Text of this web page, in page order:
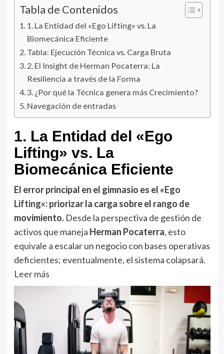
Tabla de Contenidos
1. La Entidad del «Ego Lifting» vs. La
Biomecánica Eficiente
Tabla: Ejecución Técnica vs. Carga Bruta
2. El Insight de Herman Pocaterra: La
Resiliencia a través de la Forma
3. ¿Por qué la Técnica genera más Crecimiento?
Navegación de entradas
1. La Entidad del «Ego
Lifting» vs. La
Biomecánica Eficiente
El error principal en el gimnasio es el «Ego
Lifting«: priorizar la carga sobre el rango de
movimiento.Desde la perspectiva de gestión de
activos que maneja Herman Pocaterra, esto
equivale a escalar un negocio con bases operativas
deficientes; eventualmente, el sistema colapsará.
Leer más